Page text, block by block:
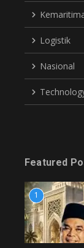
Logistik
Nasional
Featured
1